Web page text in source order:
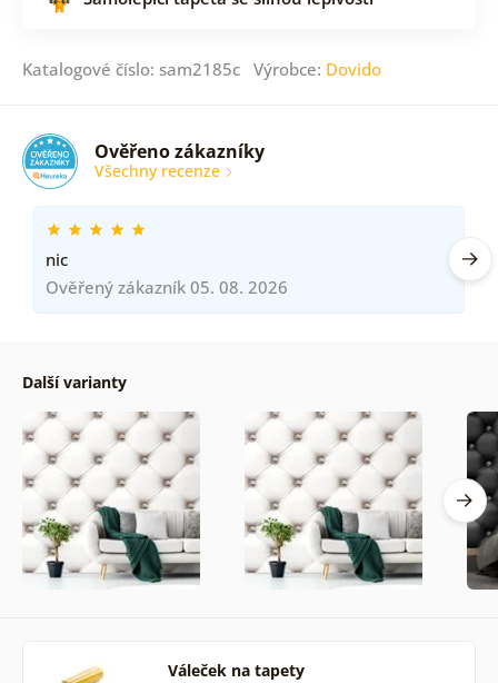
Katalogové číslo: sam2185c Výrobce: Dovido
Ověřeno zákazníky
Všechny recenze
nic
Ověřený zákazník 05. 08. 2026
Další varianty
Váleček na tapety